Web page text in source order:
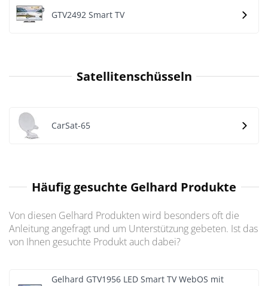
GTV2492 Smart TV
Satellitenschüsseln
CarSat-65
Häufig gesuchte Gelhard Produkte
Von diesen Gelhard Produkten wird besonders oft die
Anleitung angefragt und um Unterstützung gebeten. Ist das
von Ihnen gesuchte Produkt auch dabei?
Gelhard GTV1956 LED Smart TV WebOS mit